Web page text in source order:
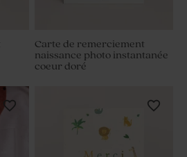
Carte de remerciement
naissance photo instantanée
coeur doré